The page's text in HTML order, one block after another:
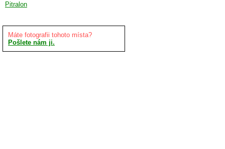
Pitralon
Máte fotografii tohoto místa?
Pošlete nám ji.